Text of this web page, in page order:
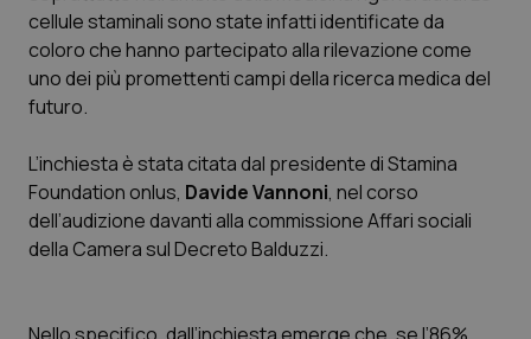
Calabria
Campania
Friuli Venezia Giulia
Lazio
Liguria
Asma & BPCO
Car-T
Dermatite Atopica
Diabete & glucometri
Disturbi dell’umore
cellule staminali sono state infatti identificate da
coloro che hanno partecipato alla rilevazione come
uno dei più promettenti campi della ricerca medica del
futuro.
L’inchiesta è stata citata dal presidente diStamina
Foundation onlus, Davide Vannoni, nel corso
dell’audizione davanti alla commissione Affari sociali
della Camera sul Decreto Balduzzi.